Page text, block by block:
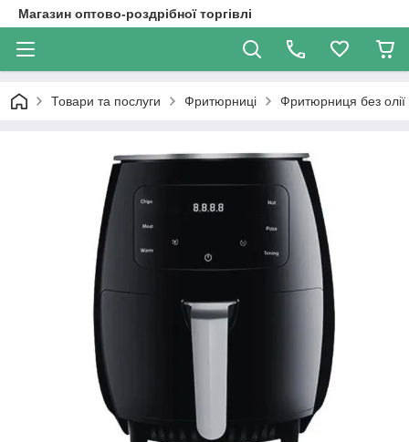
Магазин оптово-роздрібної торгівлі
Товари та послуги Фритюрниці Фритюрниця без